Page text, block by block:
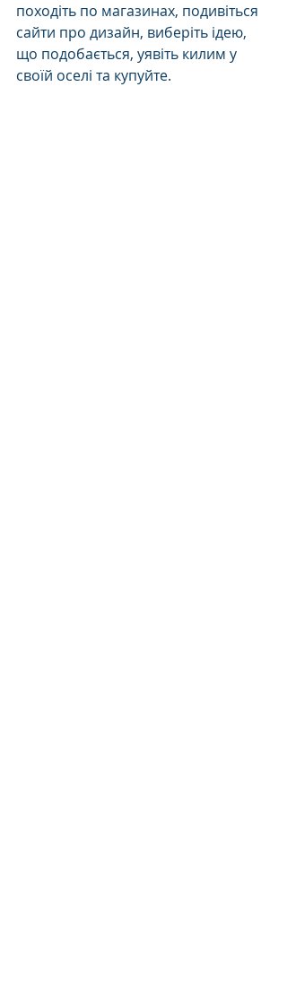
походіть по магазинах, подивіться
сайти про дизайн, виберіть ідею,
що подобається, уявіть килим у
своїй оселі та купуйте.